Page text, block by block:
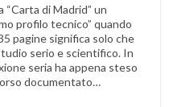
di Madrid” un
profilo tecnico” quando
pagine significa solo che
serio e scientifico. In
seria ha appena steso
documentato…